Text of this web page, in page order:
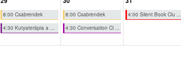
8:00 Csabrendek
4:30 Kutyaterápia a ...
8:00 Csabrendek
4:30 Conversation Cl ...
4:00 Silent Book Clu ...